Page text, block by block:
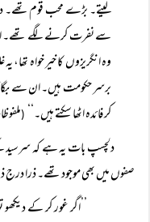
لیتے۔ بڑے محب قوم تھے۔
سے نفرت کرنے لگے تھے۔
وہ انگریزوں کا خیر خواہ تھا،
برسر حکومت ہیں۔ ان سے
کر فائدہ اٹھا سکتے ہیں۔‘‘
(
دلچسپ بات یہ ہے کہ سرسید
صفوں میں بھی موجود تھے۔ ذرا درج
’’اگر غور کر کے